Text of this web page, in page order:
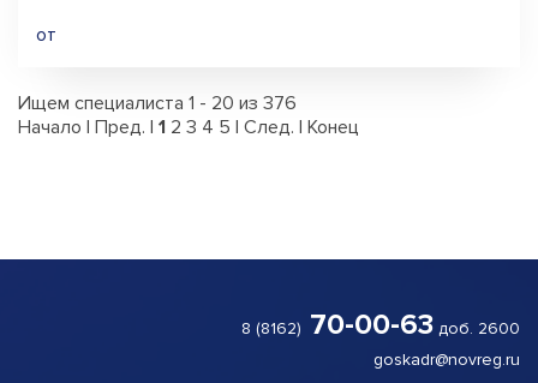
от
Ищем специалиста 1 - 20 из 376
Начало | Пред. | 1 2 3 4 5 | След. | Конец
8 (8162) 70-00-63 доб. 2600
goskadr@novreg.ru